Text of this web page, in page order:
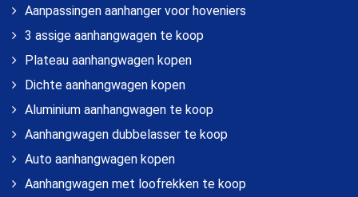
Aanpassingen aanhanger voor hoveniers
3 assige aanhangwagen te koop
Plateau aanhangwagen kopen
Dichte aanhangwagen kopen
Aluminium aanhangwagen te koop
Aanhangwagen dubbelasser te koop
Auto aanhangwagen kopen
Aanhangwagen met loofrekken te koop